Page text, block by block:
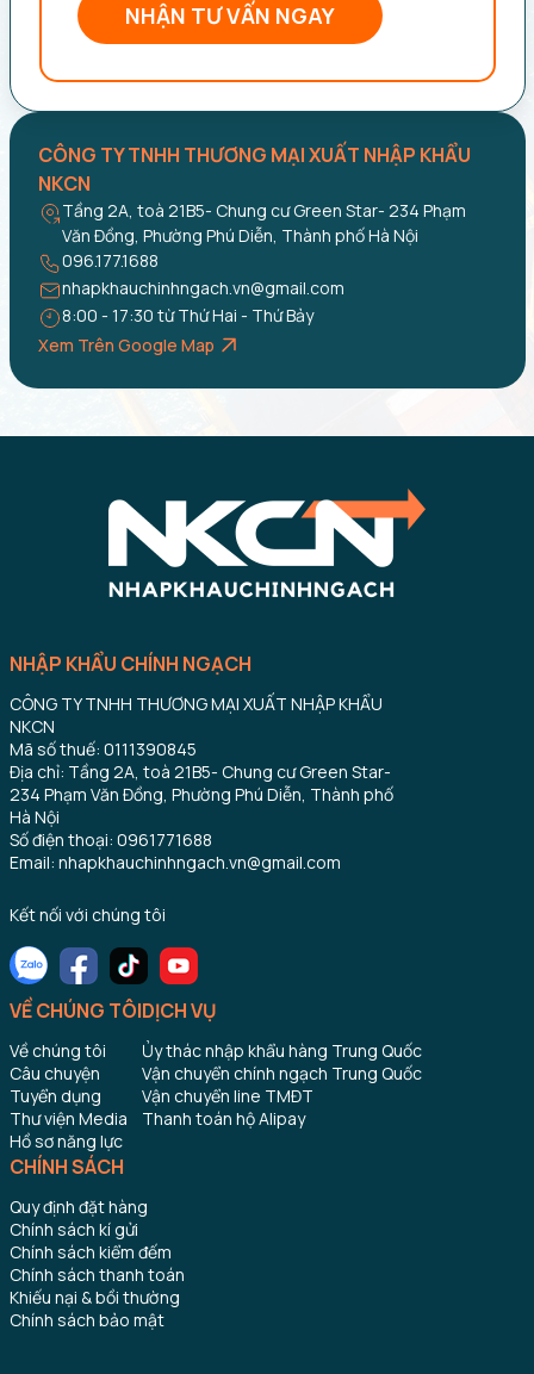
CÔNG TY TNHH THƯƠNG MẠI XUẤT NHẬP KHẨU
NKCN
Tầng 2A, toà 21B5- Chung cư Green Star- 234 Phạm
Văn Đồng, Phường Phú Diễn, Thành phố Hà Nội
096.177.1688
nhapkhauchinhngach.vn@gmail.com
8:00 - 17:30 từ Thứ Hai - Thứ Bảy
Xem Trên Google Map
NHẬN TƯ VẤN NGAY
NHẬP KHẨU CHÍNH NGẠCH
CÔNG TY TNHH THƯƠNG MẠI XUẤT NHẬP KHẨU
NKCN
Mã số thuế: 0111390845
Địa chỉ: Tầng 2A, toà 21B5- Chung cư Green Star-
234 Phạm Văn Đồng, Phường Phú Diễn, Thành phố
Hà Nội
Số điện thoại: 0961771688
Email: nhapkhauchinhngach.vn@gmail.com
Kết nối với chúng tôi
VỀ CHÚNG TÔI
Về chúng tôi
Câu chuyện
Tuyển dụng
Thư viện Media
Hồ sơ năng lực
DỊCH VỤ
Ủy thác nhập khẩu hàng Trung Quốc
Vận chuyển chính ngạch Trung Quốc
Vận chuyển line TMĐT
Thanh toán hộ Alipay
CHÍNH SÁCH
Quy định đặt hàng
Chính sách kí gửi
Chính sách kiểm đếm
Chính sách thanh toán
Khiếu nại & bồi thường
Chính sách bảo mật